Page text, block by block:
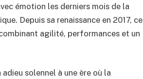
émotion les derniers mois de la
Depuis sa renaissance en 2017, ce
agilité, performances et un
solennel à une ère où la